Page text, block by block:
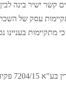
ישיר בינה
בעניינו